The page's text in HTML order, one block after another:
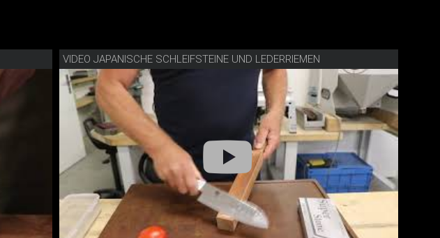
VIDEO JAPANISCHE SCHLEIFSTEINE UND LEDERRIEMEN